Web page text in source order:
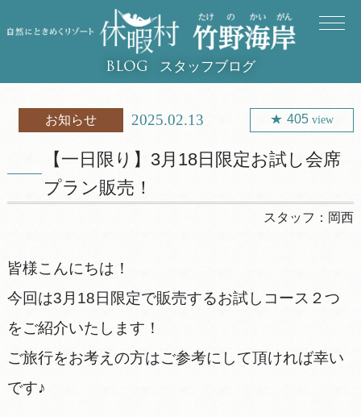
BLOG スタッフブログ
お知らせ 2025.02.13 405 view
【一日限り】3月18日限定お試し会席
プラン販売！
スタッフ： 岡西
皆様こんにちは！
今回は3月18日限定で販売するお試しコース２つ
をご紹介いたします！
ご旅行をお考えの方はご参考にして頂ければ幸い
です♪